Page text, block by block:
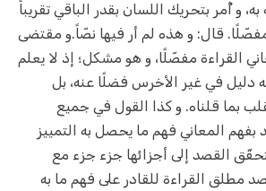
و أُمر بتحريك اللسان بقدر الباقي تقريباً
قال: و هذه لم أر فيها نصّاً.و مقتضى
القراءة مفصّلًا، و هو مشكل؛ إذ لا يعلم
دليل في غير الأخرس فضلًا عنه، بل
بما قلناه. و كذا القول في جميع
بفهم المعاني فهم ما يحصل به التمييز
القصد إلى أجزائها جزء جزء مع
مطلق القراءة للقادر على فهم ما به